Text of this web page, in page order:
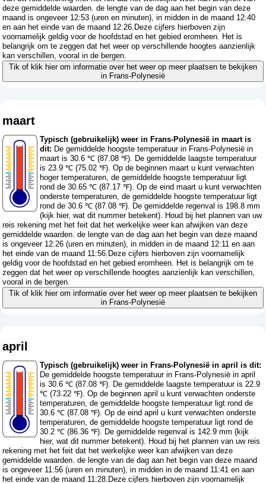
deze gemiddelde waarden. de lengte van de dag aan het begin van deze
maand is ongeveer 12:53 (uren en minuten), in midden in de maand 12:40
en aan het einde van de maand 12:26.Deze cijfers hierboven zijn
voornamelijk geldig voor de hoofdstad en het gebied eromheen. Het is
belangrijk om te zeggen dat het weer op verschillende hoogtes aanzienlijk
kan verschillen, vooral in de bergen.
Tik of klik hier om informatie over het weer op meer plaatsen te bekijken
in Frans-Polynesië
maart
Typisch (gebruikelijk) weer in Frans-Polynesië in maart is
dit: De gemiddelde hoogste temperatuur in Frans-Polynesië in
maart is 30.6 ℃ (87.08 ℉). De gemiddelde laagste temperatuur
is 23.9 ℃ (75.02 ℉). Op de beginnen maart u kunt verwachten
hoger temperaturen, de gemiddelde hoogste temperatuur ligt
rond de 30.65 ℃ (87.17 ℉). Op de eind maart u kunt verwachten
onderste temperaturen, de gemiddelde hoogste temperatuur ligt
rond de 30.6 ℃ (87.08 ℉). De gemiddelde regenval is 198.8 mm
(kijk hier, wat dit nummer betekent). Houd bij het plannen van uw
reis rekening met het feit dat het werkelijke weer kan afwijken van deze
gemiddelde waarden. de lengte van de dag aan het begin van deze maand
is ongeveer 12:26 (uren en minuten), in midden in de maand 12:11 en aan
het einde van de maand 11:56.Deze cijfers hierboven zijn voornamelijk
geldig voor de hoofdstad en het gebied eromheen. Het is belangrijk om te
zeggen dat het weer op verschillende hoogtes aanzienlijk kan verschillen,
vooral in de bergen.
Tik of klik hier om informatie over het weer op meer plaatsen te bekijken
in Frans-Polynesië
april
Typisch (gebruikelijk) weer in Frans-Polynesië in april is dit:
De gemiddelde hoogste temperatuur in Frans-Polynesië in april
is 30.6 ℃ (87.08 ℉). De gemiddelde laagste temperatuur is 22.9
℃ (73.22 ℉). Op de beginnen april u kunt verwachten onderste
temperaturen, de gemiddelde hoogste temperatuur ligt rond de
30.6 ℃ (87.08 ℉). Op de eind april u kunt verwachten onderste
temperaturen, de gemiddelde hoogste temperatuur ligt rond de
30.2 ℃ (86.36 ℉). De gemiddelde regenval is 142.9 mm (kijk
hier, wat dit nummer betekent). Houd bij het plannen van uw reis
rekening met het feit dat het werkelijke weer kan afwijken van deze
gemiddelde waarden. de lengte van de dag aan het begin van deze maand
is ongeveer 11:56 (uren en minuten), in midden in de maand 11:41 en aan
het einde van de maand 11:28.Deze cijfers hierboven zijn voornamelijk